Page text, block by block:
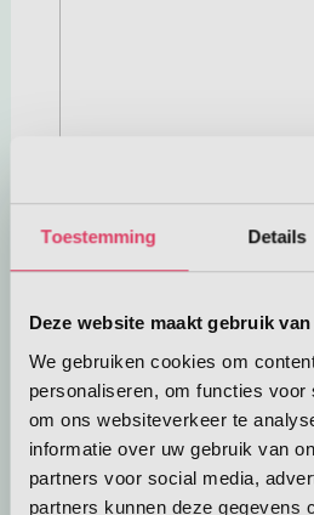
Toestemming Details
Deze website maakt gebruik
We gebruiken cookies om
personaliseren, om functies voor
om ons websiteverkeer te
informatie over uw gebruik van
partners voor social media,
partners kunnen deze gegevens